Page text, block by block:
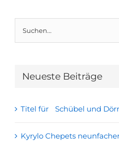
Suche
nach:
Neueste Beiträge
Titel für Schübel und Dörr
Kyrylo Chepets